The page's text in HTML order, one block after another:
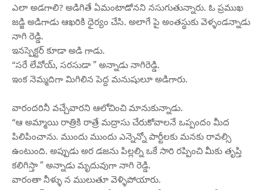
ఎలా అడగాలి? అడిగితే ఏమంటాడోనని నసుగుతున్నారు. ఓ ప్రముఖ
జడ్జి అడిగాడు ఆఖరికి ధైర్యం చేసి. అలాగే పై అంతస్థుకు వెళ్ళండన్నాడు
నాగి రెడ్డి.
ఇనస్పెక్టర్ కూడా అడి గాడు.
“సరే లేవోయ్, సరసుడా ” అన్నాడు నాగిరెడ్డి.
ఇంక నెమ్మదిగా మిగిలిన పెద్ద మనుషులూ అడిగారు.
వారందరినీ వచ్చేవారని ఆలోచించి మానుకున్నాడు.
“ఆ అమ్మాయి రాత్రికి రాత్రే మద్రాసు చేరుకోవాలనే ఒప్పందం మీద
పిలిపించాను. ముందు ముందు ఎన్నెన్నో పార్టీలకు మనకు రావల్సి
ఉంటుంది. అప్పుడు అర డజను పిల్లల్ని ఒకే సారి రప్పించి మీకు తృప్తి
కలిగిస్తా ” అన్నాడు మృదువుగా నాగి రెడ్డి.
వారంతా నీళ్ళు న ములుతూ వెళ్ళిపోయారు.